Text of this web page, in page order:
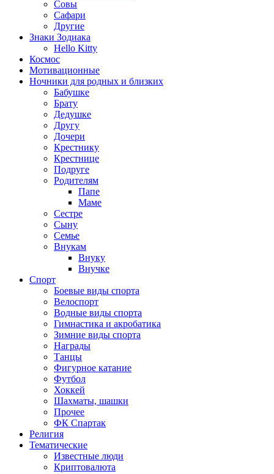
Совы
Сафари
Другие
Знаки Зодиака
Hello Kitty
Космос
Мотивационные
Ночники для родных и близких
Бабушке
Брату
Дедушке
Другу
Дочери
Крестнику
Крестнице
Подруге
Родителям
Папе
Маме
Сестре
Сыну
Семье
Внукам
Внуку
Внучке
Спорт
Боевые виды спорта
Велоспорт
Водные виды спорта
Гимнастика и акробатика
Зимние виды спорта
Награды
Танцы
Фигурное катание
Футбол
Хоккей
Шахматы, шашки
Прочее
ФК Спартак
Религия
Тематические
Известные люди
Криптовалюта